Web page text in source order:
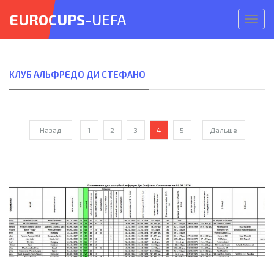
меню
EUROCUPS-UEFA
КЛУБ АЛЬФРЕДО ДИ СТЕФАНО
Назад 1 2 3 4 5 Дальше